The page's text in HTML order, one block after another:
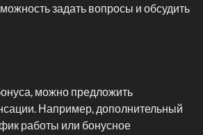
задать вопросы и обсудить
можно предложить
Например, дополнительный
работы или бонусное